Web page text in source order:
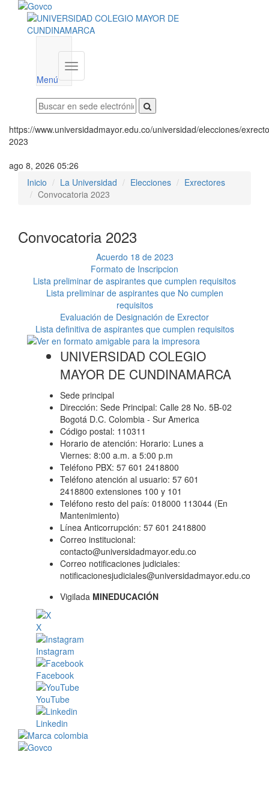
Menú
Menú
institucional
https://www.universidadmayor.edu.co/universidad/elecciones/
2023
ago 8, 2026 05:26
Inicio
La Universidad Elecciones
Exrectores
Convocatoria 2023
Convocatoria 2023
Acuerdo 18 de 2023
Formato de Inscripcion
Lista preliminar de aspirantes que cumplen requisitos
Lista preliminar de aspirantes que No cumplen
requisitos
Evaluación de Designación de Exrector
Lista definitiva de aspirantes que cumplen requisitos
UNIVERSIDAD COLEGIO
MAYOR DE CUNDINAMARCA
Sede principal
Dirección: Sede Principal: Calle 28 No. 5B-02
Bogotá D.C. Colombia - Sur America
Código postal: 110311
Horario de atención: Horario: Lunes a
Viernes: 8:00 a.m. a 5:00 p.m
Teléfono PBX: 57 601 2418800
Teléfono atención al usuario: 57 601
2418800 extensiones 100 y 101
Teléfono resto del país: 018000 113044 (En
Mantenimiento)
Línea Anticorrupción: 57 601 2418800
Correo institucional:
contacto@universidadmayor.edu.co
Correo notificaciones judiciales:
notificacionesjudiciales@universidadmayor.edu.co
Vigilada MINEDUCACIÓN
X
Instagram
Facebook
YouTube
Linkedin